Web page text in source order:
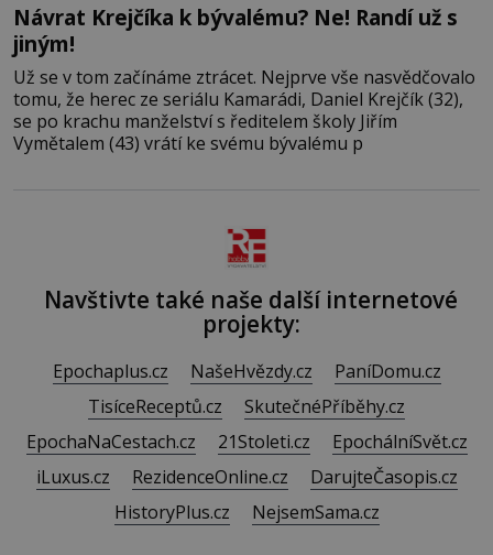
Návrat Krejčíka k bývalému? Ne! Randí už s
jiným!
Už se v tom začínáme ztrácet. Nejprve vše nasvědčovalo
tomu, že herec ze seriálu Kamarádi, Daniel Krejčík (32),
se po krachu manželství s ředitelem školy Jiřím
Vymětalem (43) vrátí ke svému bývalému p
Navštivte také naše další internetové
projekty:
Epochaplus.cz NašeHvězdy.cz
PaníDomu.cz
TisíceReceptů.cz
SkutečnéPříběhy.cz
EpochaNaCestach.cz
21Stoleti.cz
EpochálníSvět.cz
iLuxus.cz
RezidenceOnline.cz
DarujteČasopis.cz
HistoryPlus.cz
NejsemSama.cz